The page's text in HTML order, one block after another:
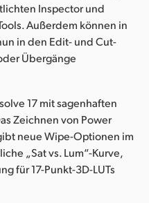
Inspector und
Außerdem können in
in den Edit- und Cut-
Übergänge
17 mit sagenhaften
Zeichnen von Power
neue Wipe-Optionen im
„Sat vs. Lum“-Kurve,
für 17-Punkt-3D-LUTs